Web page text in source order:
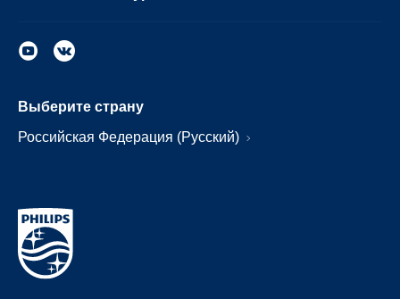
Выберите страну
Российская Федерация (Русский)